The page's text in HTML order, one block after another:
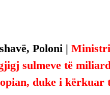
Poloni | Ministri
sulmeve të
duke i kërkuar